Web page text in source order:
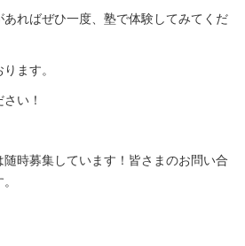
ればぜひ一度、塾で体験してみてくだ
ます。
い！
時募集しています！皆さまのお問い合